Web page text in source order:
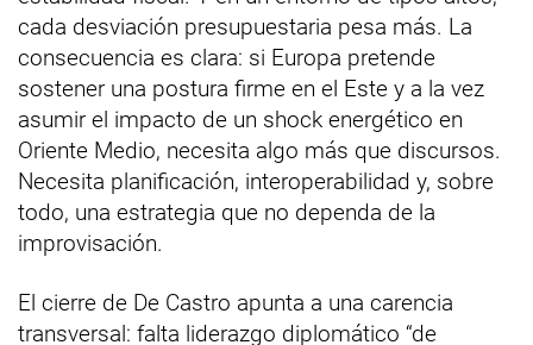
cada desviación presupuestaria pesa más. La
consecuencia es clara: si Europa pretende
sostener una postura firme en el Este y a la vez
asumir el impacto de un shock energético en
Oriente Medio, necesita algo más que discursos.
Necesita planificación, interoperabilidad y, sobre
todo, una estrategia que no dependa de la
improvisación.
El cierre de De Castro apunta a una carencia
transversal: falta liderazgo diplomático “de